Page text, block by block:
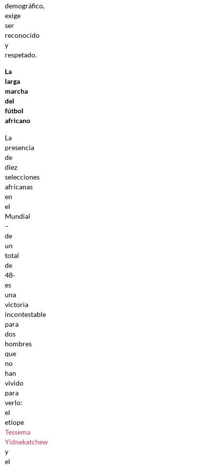
demográfico,
exige
ser
reconocido
y
respetado.
La
larga
marcha
del
fútbol
africano
La
presencia
de
diez
selecciones
africanas
en
el
Mundial
–
de
un
total
de
48-
es
una
victoria
incontestable
para
dos
hombres
que
no
han
vivido
para
verlo:
el
etíope
Tessema
Yidnekatchew
y
el